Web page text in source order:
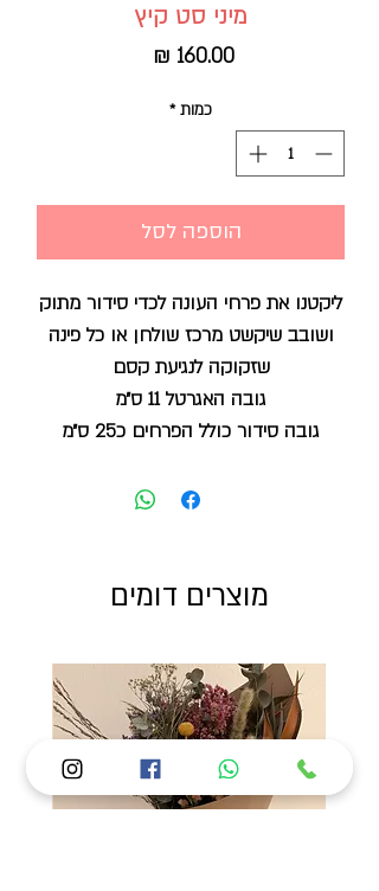
מיני סט קיץ
כמות *
הוספה לסל
ליקטנו את פרחי העונה לכדי סידור מתוק
ושובב שיקשט מרכז שולחן או כל פינה
שזקוקה לנגיעת קסם
גובה האגרטל 11 ס״מ
גובה סידור כולל הפרחים כ25 ס״מ
מוצרים דומים